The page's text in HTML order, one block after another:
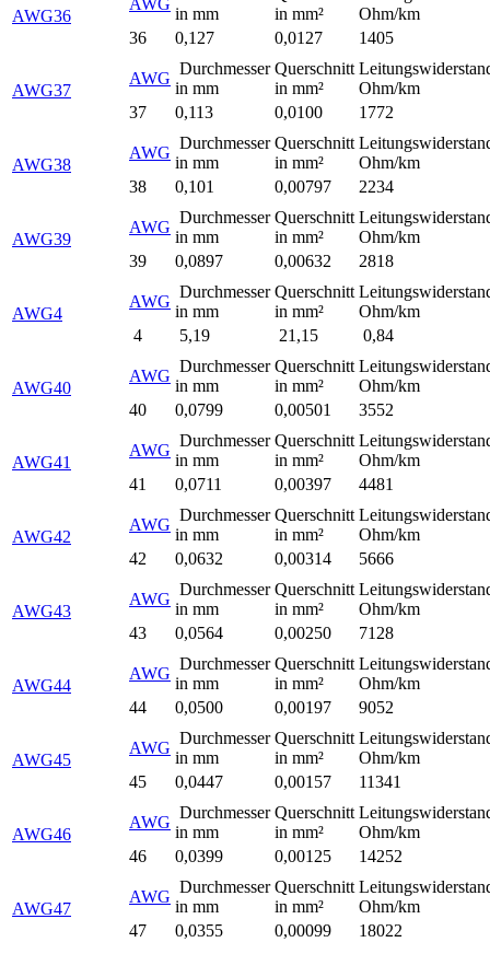
AWG36
in mm
in mm²
Ohm/km
36
0,127 0,0127 1405
AWG37
AWG
Durchmesser
in mm
Querschnitt
in mm²
Ohm/km
37
0,113 0,0100 1772
AWG38
AWG
Durchmesser
in mm
Querschnitt
in mm²
Ohm/km
38
0,101 0,00797 2234
AWG39
AWG
Durchmesser
in mm
Querschnitt
in mm²
Ohm/km
39
0,0897 0,00632 2818
AWG4
AWG
Durchmesser
in mm
Querschnitt
in mm²
Ohm/km
4
5,19 21,15 0,84
AWG40
AWG
Durchmesser
in mm
Querschnitt
in mm²
Ohm/km
40
0,0799 0,00501 3552
AWG41
AWG
Durchmesser
in mm
Querschnitt
in mm²
Ohm/km
41
0,0711 0,00397 4481
AWG42
AWG
Durchmesser
in mm
Querschnitt
in mm²
Ohm/km
42
0,0632 0,00314 5666
AWG43
AWG
Durchmesser
in mm
Querschnitt
in mm²
Ohm/km
43
0,0564 0,00250 7128
AWG44
AWG
Durchmesser
in mm
Querschnitt
in mm²
Ohm/km
44
0,0500 0,00197 9052
AWG45
AWG
Durchmesser
in mm
Querschnitt
in mm²
Ohm/km
45
0,0447 0,00157 11341
AWG46
AWG
Durchmesser
in mm
Querschnitt
in mm²
Ohm/km
46
0,0399 0,00125 14252
AWG47
AWG
Durchmesser
in mm
Querschnitt
in mm²
Ohm/km
47
0,0355 0,00099 18022